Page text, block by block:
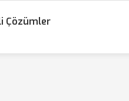
Çözümler